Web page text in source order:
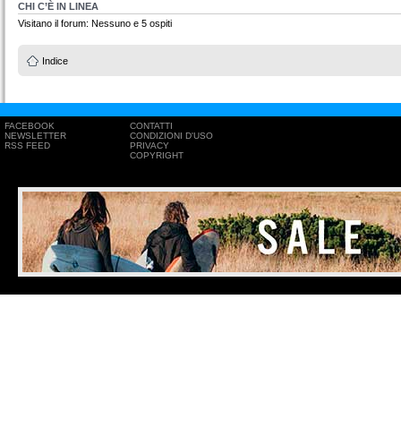
CHI C’È IN LINEA
Visitano il forum: Nessuno e 5 ospiti
Indice
FACEBOOK
NEWSLETTER
RSS FEED
CONTATTI
CONDIZIONI D'USO
PRIVACY
COPYRIGHT